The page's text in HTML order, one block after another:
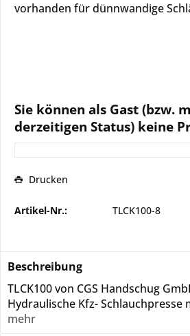
vorhanden für dünnwandige
Sie können als Gast (bzw.
derzeitigen Status) keine
Drucken
Artikel-Nr.: TLCK100-8
Beschreibung
TLCK100 von CGS Handschug
Hydraulische Kfz- Schlauchpresse
mehr